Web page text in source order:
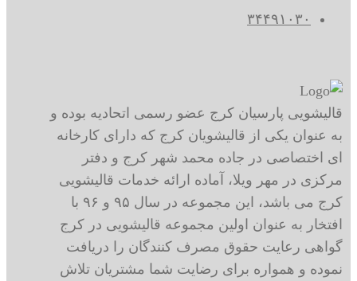
۳۴۴۹۱۰۳۰
قالیشویی پارسیان کرج عضو رسمی اتحادیه بوده و
به عنوان یکی از قالیشویان کرج که دارای کارخانه
ای اختصاصی در جاده محمد شهر کرج و دفتر
مرکزی در مهر ویلا، آماده ارائه خدمات قالیشویی
کرج می باشد، این مجموعه در سال ۹۵ و ۹۶ با
افتخار به عنوان اولین مجموعه قالیشویی در کرج
گواهی رعایت حقوق مصرف کنندگان را دریافت
نموده و همواره برای رضایت شما مشتریان تلاش